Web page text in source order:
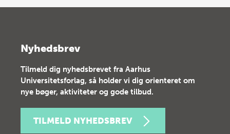
Nyhedsbrev
Tilmeld dig nyhedsbrevet fra Aarhus
Universitetsforlag, så holder vi dig orienteret om
nye bøger, aktiviteter og gode tilbud.
TILMELD NYHEDSBREV